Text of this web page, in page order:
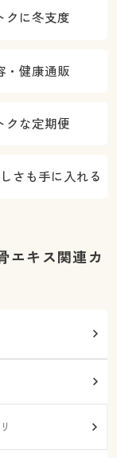
クに冬支度
・健康通販
クな定期便
さも手に入れる
エキス関連カ